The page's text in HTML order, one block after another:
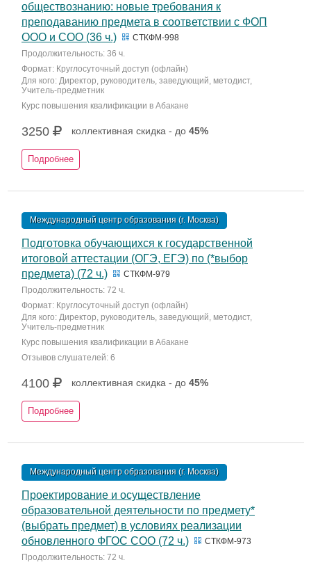
обществознанию: новые требования к
преподаванию предмета в соответствии с ФОП
ООО и СОО (36 ч.)
СТКФМ-998
Продолжительность: 36 ч.
Формат: Круглосуточный доступ (офлайн)
Для кого: Директор, руководитель, заведующий, методист,
Учитель-предметник
Курс повышения квалификации в Абакане
3250 коллективная скидка - до 45%
Подробнее
Международный центр образования (г. Москва)
Подготовка обучающихся к государственной
итоговой аттестации (ОГЭ, ЕГЭ) по (*выбор
предмета) (72 ч.)
СТКФМ-979
Продолжительность: 72 ч.
Формат: Круглосуточный доступ (офлайн)
Для кого: Директор, руководитель, заведующий, методист,
Учитель-предметник
Курс повышения квалификации в Абакане
Отзывов слушателей: 6
4100 коллективная скидка - до 45%
Подробнее
Международный центр образования (г. Москва)
Проектирование и осуществление
образовательной деятельности по предмету*
(выбрать предмет) в условиях реализации
обновленного ФГОС СОО (72 ч.)
СТКФМ-973
Продолжительность: 72 ч.